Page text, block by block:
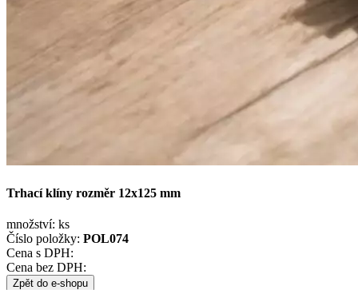
Trhací klíny rozměr 12x125 mm
množství: ks
Číslo položky: POL074
Cena s DPH:
Cena bez DPH:
Zpět do e-shopu